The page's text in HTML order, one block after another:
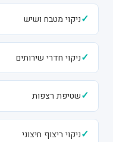
✓ניקוי מטבח ושיש
✓ניקוי חדרי שירותים
✓שטיפת רצפות
✓ניקוי ריצוף חיצוני